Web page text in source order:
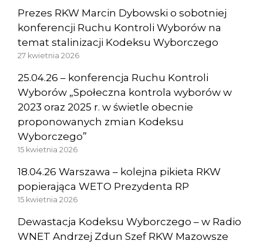
Prezes RKW Marcin Dybowski o sobotniej
konferencji Ruchu Kontroli Wyborów na
temat stalinizacji Kodeksu Wyborczego
27 kwietnia 2026
25.04.26 – konferencja Ruchu Kontroli
Wyborów „Społeczna kontrola wyborów w
2023 oraz 2025 r. w świetle obecnie
proponowanych zmian Kodeksu
Wyborczego”
15 kwietnia 2026
18.04.26 Warszawa – kolejna pikieta RKW
popierająca WETO Prezydenta RP
15 kwietnia 2026
Dewastacja Kodeksu Wyborczego – w Radio
WNET Andrzej Zdun Szef RKW Mazowsze